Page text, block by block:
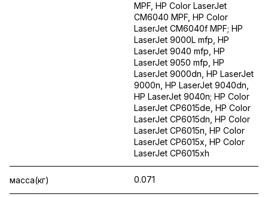
MPF, HP Color LaserJet
CM6040 MPF, HP Color
LaserJet CM6040f MPF; HP
LaserJet 9000L mfp, HP
LaserJet 9040 mfp, HP
LaserJet 9050 mfp, HP
LaserJet 9000dn, HP LaserJet
9000n, HP LaserJet 9040dn,
HP LaserJet 9040n; HP Color
LaserJet CP6015de, HP Color
LaserJet CP6015dn, HP Color
LaserJet CP6015n, HP Color
LaserJet CP6015x, HP Color
LaserJet CP6015xh
масса(кг) 0.071